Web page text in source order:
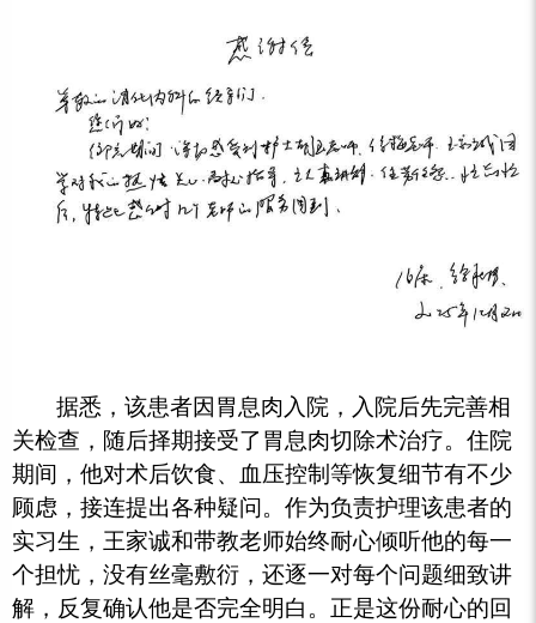
据悉，该患者因胃息肉入院，入院后先完善相
关检查，随后择期接受了胃息肉切除术治疗。住院
期间，他对术后饮食、血压控制等恢复细节有不少
顾虑，接连提出各种疑问。作为负责护理该患者的
实习生，王家诚和带教老师始终耐心倾听他的每一
个担忧，没有丝毫敷衍，还逐一对每个问题细致讲
解，反复确认他是否完全明白。正是这份耐心的回